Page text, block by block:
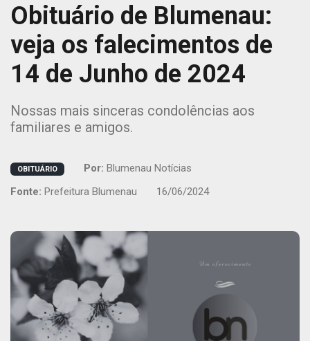
Obituário de Blumenau:
veja os falecimentos de
14 de Junho de 2024
Nossas mais sinceras condolências aos
familiares e amigos.
OBITUÁRIO Por: Blumenau Notícias
Fonte: Prefeitura Blumenau 16/06/2024